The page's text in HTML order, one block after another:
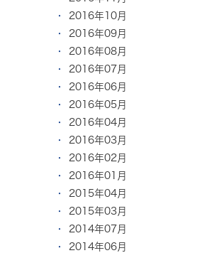
2016年10月
2016年09月
2016年08月
2016年07月
2016年06月
2016年05月
2016年04月
2016年03月
2016年02月
2016年01月
2015年04月
2015年03月
2014年07月
2014年06月